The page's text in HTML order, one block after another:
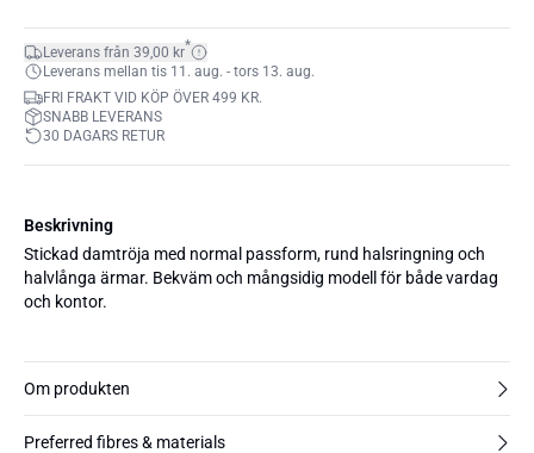
Leverans från 39,00 kr*
Leverans mellan tis 11. aug. - tors 13. aug.
FRI FRAKT VID KÖP ÖVER 499 KR.
SNABB LEVERANS
30 DAGARS RETUR
Beskrivning
Stickad damtröja med normal passform, rund halsringning och
halvlånga ärmar. Bekväm och mångsidig modell för både vardag
och kontor.
Om produkten
Preferred fibres & materials